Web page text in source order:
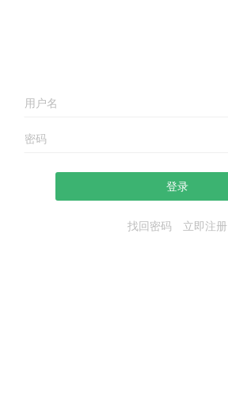
登录
找回密码 立即注册